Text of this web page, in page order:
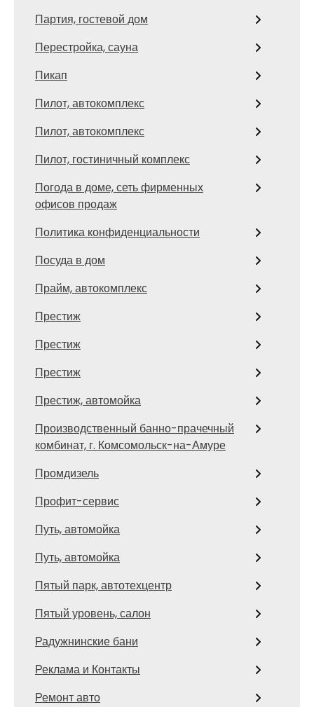
Партия, гостевой дом
Перестройка, сауна
Пикап
Пилот, автокомплекс
Пилот, автокомплекс
Пилот, гостиничный комплекс
Погода в доме, сеть фирменных
офисов продаж
Политика конфиденциальности
Посуда в дом
Прайм, автокомплекс
Престиж
Престиж
Престиж
Престиж, автомойка
Производственный банно-прачечный
комбинат, г. Комсомольск-на-Амуре
Промдизель
Профит-сервис
Путь, автомойка
Путь, автомойка
Пятый парк, автотехцентр
Пятый уровень, салон
Радужнинские бани
Реклама и Контакты
Ремонт авто